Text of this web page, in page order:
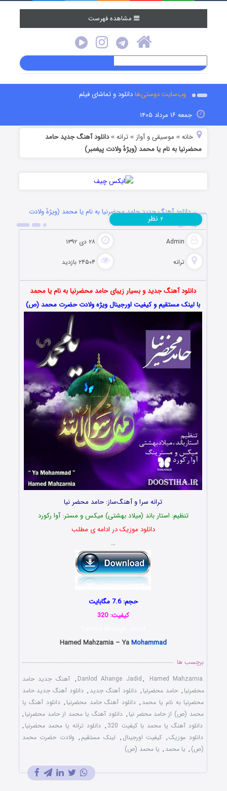
مشاهده فهرست
وب‌سایت دوستی‌هادانلود و تماشای فیلم
جمعه ۱۶ مرداد ۱۴۰۵
خانه » موسیقی و آواز »ترانه »دانلود آهنگ جدید حامد
محضرنیا به نام یا محمد (ویژهٔ ولادت پیغمبر)
دانلود آهنگ جدید حامد محضرنیا به نام یا محمد (ویژهٔ ولادت
پیغمبر)
Admin ۲۸ دی ۱۳۹۲
ترانه ۲۴۵۰۴ بازدید
۲ نظر
دانلود آهنگ جدید و بسیار زیبای حامد محضرنیا به نام یا محمد
با لینک مستقیم و کیفیت اورجینال ویژه ولادت حضرت محمد (ص)
ترانه سرا و آهنگ‌ساز: حامد محضر نیا
تنظیم: استار باند (میلاد بهشتی‌) میکس و مستر: آوا رکورد
دانلود موزیک در ادامه ی مطلب
…
حجم: 7.6 مگابایت
کیفیت: 320
Hamed Mahzarnia – YaMohammad
برچسب ها
Danlod Ahange Jadid, Hamed Mahzarnia
, آهنگ جدید حامد
محضرنیا , حامد محضرنیا , دانلود آهنگ جدید , دانلود آهنگ جدید حامد
محضرنیا به نام یا محمد , دانلود آهنگ حامد محضرنیا , دانلود آهنگ یا
محمد (ص) از حامد محضر نیا , دانلود آهنگ یا محمد از حامد محضرنیا ,
دانلود آهنگ یا محمد با کیفیت 320
, دانلود ترانه یا محمد محضرنیا ,
دانلود موزیک, کیفیت اورجینال , لینک مستقیم , ولادت حضرت محمد
(ص) , یا محمد , یا محمد (ص)